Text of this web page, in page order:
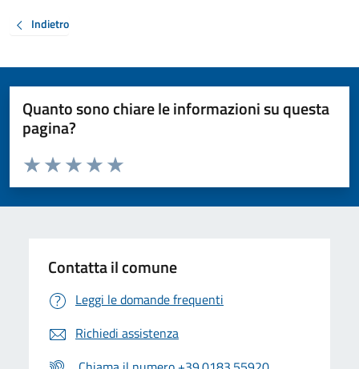
Indietro
Quanto sono chiare le informazioni su questa
pagina?
Valuta da 1 a 5 stelle la pagina
Valuta 5 stelle su 5
Valuta 4 stelle su 5
Valuta 3 stelle su 5
Valuta 2 stelle su 5
Valuta 1 stelle su 5
Contatta il comune
Leggi le domande frequenti
Richiedi assistenza